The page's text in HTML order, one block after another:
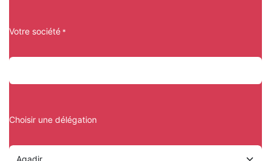
Votre société *
Choisir une délégation